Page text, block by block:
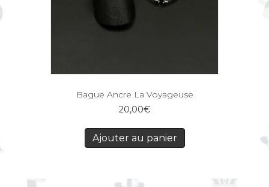
Bague Ancre La Voyageuse
20,00€
Ajouter au panier